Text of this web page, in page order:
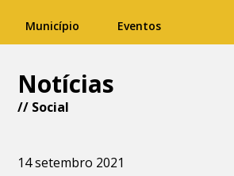
Município Eventos
Notícias
// Social
14 setembro 2021